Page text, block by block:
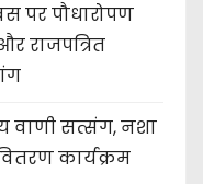
पर पौधारोपण
राजपत्रित
वाणी सत्संग, नशा
कार्यक्रम